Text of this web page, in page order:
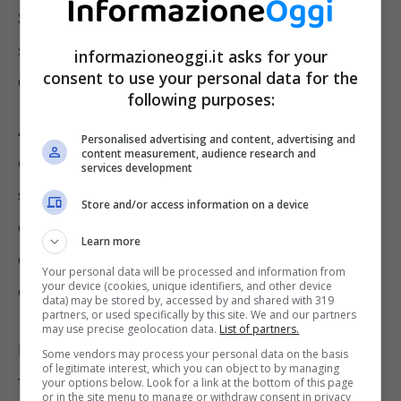
Stomaco che brontola, non dipende
solo dalla fame: tutto quello che c’è
da sapere
A tutti quanti può capitare prima o poi di
dover fare i conti con dei rumori dello
stomaco
, quasi come se brontolasse. Luogo
comune vuole che questo dipenda dal fatto
che si abbia
questo non è sempre il vero motivo.
Il suono che sentiamo, infatti, può essere il
frutto di una reazione addominale che può
informazioneoggi.it asks for your
consent to use your personal data for the
following purposes:
Personalised advertising and content, advertising and
content measurement, audience research and
services development
Store and/or access information on a device
Learn more
Your personal data will be processed and information from
your device (cookies, unique identifiers, and other device
data) may be stored by, accessed by and shared with 319
partners, or used specifically by this site. We and our partners
may use precise geolocation data. List of partners.
Some vendors may process your personal data on the basis
of legitimate interest, which you can object to by managing
your options below. Look for a link at the bottom of this page
or in the site menu to manage or withdraw consent in privacy